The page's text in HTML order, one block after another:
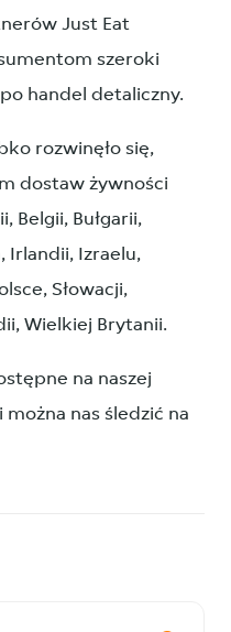
Just Eat
szeroki
handel detaliczny.
rozwinęło się,
dostaw żywności
Belgii, Bułgarii,
Irlandii, Izraelu,
Słowacji,
Wielkiej Brytanii.
na naszej
nas śledzić na